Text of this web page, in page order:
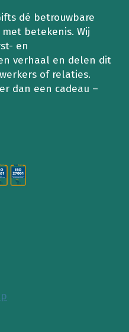
dé betrouwbare
betekenis. Wij
en
verhaal en delen dit
of relaties.
dan een cadeau –